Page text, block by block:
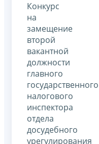
Конкурс
на
замещение
второй
вакантной
должности
главного
государственного
налогового
инспектора
отдела
досудебного
урегулирования